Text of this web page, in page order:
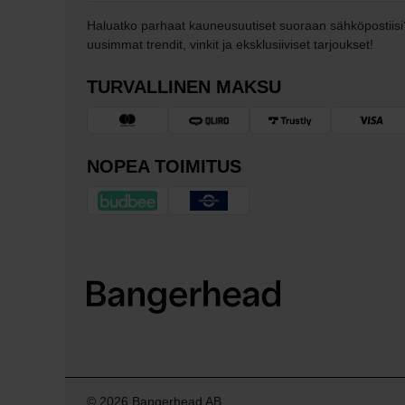
Haluatko parhaat kauneusuutiset suoraan
uusimmat trendit, vinkit ja eksklusiiviset tarjoukset!
TURVALLINEN MAKSU
NOPEA TOIMITUS
© 2026 Bangerhead AB